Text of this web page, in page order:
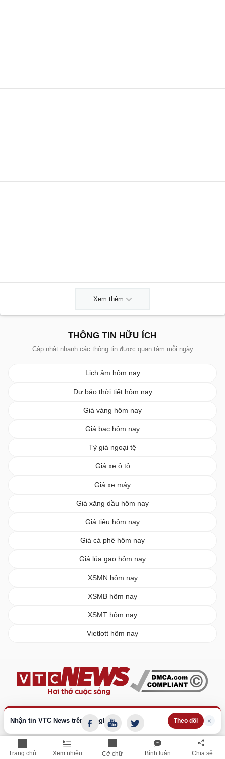
Trang chủ Xem nhiều Cỡ chữ Bình luận Chia sẻ
Nhận tin VTC News trên Google Theo dõi ×
Xem thêm
THÔNG TIN HỮU ÍCH
Cập nhật nhanh các thông tin được quan tâm mỗi ngày
Lịch âm hôm nay
Dự báo thời tiết hôm nay
Giá vàng hôm nay
Giá bạc hôm nay
Tỷ giá ngoại tệ
Giá xe ô tô
Giá xe máy
Giá xăng dầu hôm nay
Giá tiêu hôm nay
Giá cà phê hôm nay
Giá lúa gạo hôm nay
XSMN hôm nay
XSMB hôm nay
XSMT hôm nay
Vietlott hôm nay